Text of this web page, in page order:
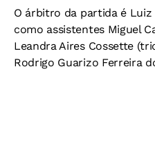
O árbitro da partida é Luiz
como assistentes Miguel
Leandra Aires Cossette
Rodrigo Guarizo Ferreira